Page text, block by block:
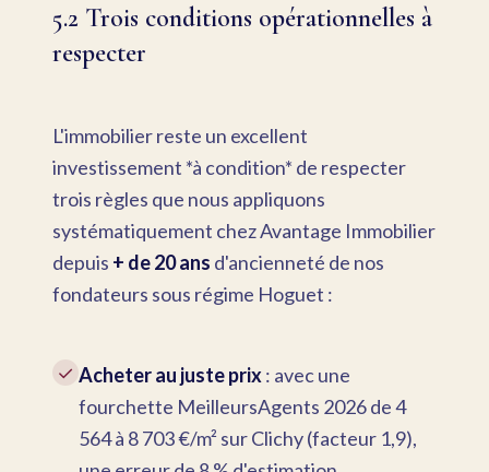
5.2 Trois conditions opérationnelles à
respecter
L'immobilier reste un excellent
investissement *à condition* de respecter
trois règles que nous appliquons
systématiquement chez Avantage Immobilier
depuis + de 20 ans d'ancienneté de nos
fondateurs sous régime Hoguet :
✓ Acheter au juste prix: avec une
fourchette MeilleursAgents 2026 de 4
564 à 8 703 €/m² sur Clichy (facteur 1,9),